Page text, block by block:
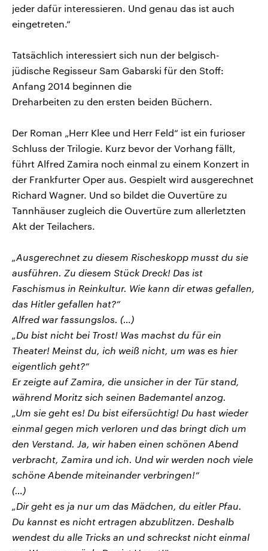
jeder dafür interessieren. Und genau das ist auch
eingetreten.“
Tatsächlich interessiert sich nun der belgisch-
jüdische Regisseur Sam Gabarski für den Stoff:
Anfang 2014 beginnen die
Dreharbeiten zu den ersten beiden Büchern.
Der Roman „Herr Klee und Herr Feld“ ist ein furioser
Schluss der Trilogie. Kurz bevor der Vorhang fällt,
führt Alfred Zamira noch einmal zu einem Konzert in
der Frankfurter Oper aus. Gespielt wird ausgerechnet
Richard Wagner. Und so bildet die Ouvertüre zu
Tannhäuser zugleich die Ouvertüre zum allerletzten
Akt der Teilachers.
„Ausgerechnet zu diesem Rischeskopp musst du sie
ausführen. Zu diesem Stück Dreck! Das ist
Faschismus in Reinkultur. Wie kann dir etwas gefallen,
das Hitler gefallen hat?“
Alfred war fassungslos. (…)
„Du bist nicht bei Trost! Was machst du für ein
Theater! Meinst du, ich weiß nicht, um was es hier
eigentlich geht?“
Er zeigte auf Zamira, die unsicher in der Tür stand,
während Moritz sich seinen Bademantel anzog.
„Um sie geht es! Du bist eifersüchtig! Du hast wieder
einmal gegen mich verloren und das bringt dich um
den Verstand. Ja, wir haben einen schönen Abend
verbracht, Zamira und ich. Und wir werden noch viele
schöne Abende miteinander verbringen!“
(…)
„Dir geht es ja nur um das Mädchen, du eitler Pfau.
Du kannst es nicht ertragen abzublitzen. Deshalb
wendest du alle Tricks an und schreckst nicht einmal